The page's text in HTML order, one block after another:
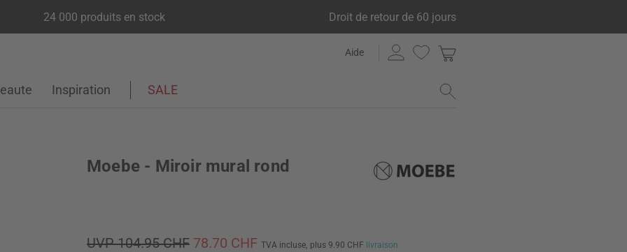
24 000 produits en stock Droit de retour de 60 jours
Aide
Inspiration SALE
Moebe - Miroir mural rond
UVP 104.95 CHF 78.70 CHF TVA incluse, plus 9.90 CHF livraison